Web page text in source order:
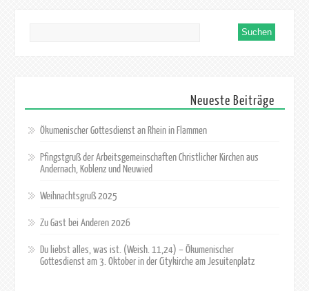
Neueste Beiträge
Ökumenischer Gottesdienst an Rhein in Flammen
Pfingstgruß der Arbeitsgemeinschaften Christlicher Kirchen aus
Andernach, Koblenz und Neuwied
Weihnachtsgruß 2025
Zu Gast bei Anderen 2026
Du liebst alles, was ist. (Weish. 11,24) – Ökumenischer
Gottesdienst am 3. Oktober in der Citykirche am Jesuitenplatz